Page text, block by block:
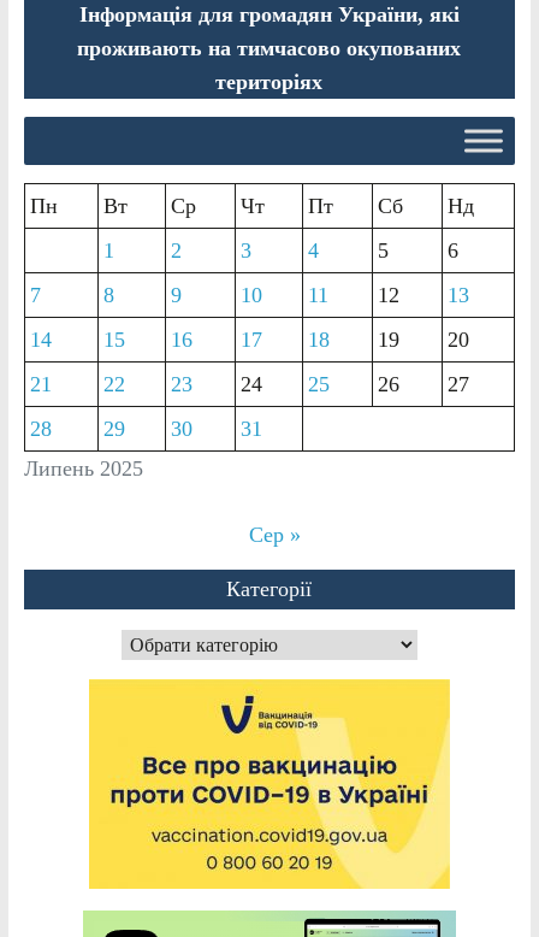
Інформація для громадян України, які
проживають на тимчасово окупованих
територіях
Липень 2025
Пн Вт Ср Чт Пт Сб
Нд
1
2 3 4 5
6
7
8 9 10 11 12
13
14
15 16 17 18 19
20
21
22 23 24 25 26
27
28
29 30 31
Сер »
Категорії
Категорії